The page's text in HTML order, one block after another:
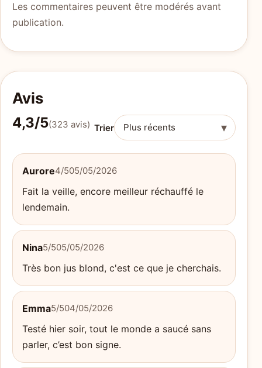
Les commentaires peuvent être modérés avant
publication.
Avis
4,3/5(323 avis) Trier ▾
Aurore4/505/05/2026
Fait la veille, encore meilleur réchauffé le
lendemain.
Nina5/505/05/2026
Très bon jus blond, c'est ce que je cherchais.
Emma5/504/05/2026
Testé hier soir, tout le monde a saucé sans
parler, c’est bon signe.